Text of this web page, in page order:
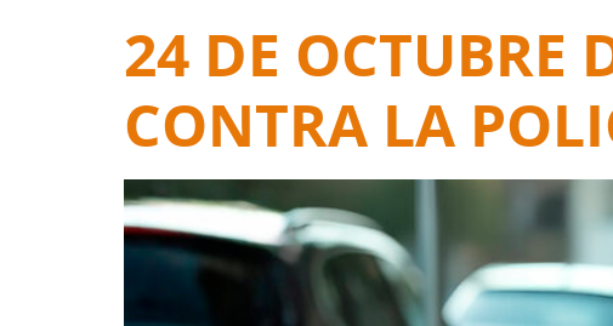
24 DE OCTUBRE
CONTRA LA